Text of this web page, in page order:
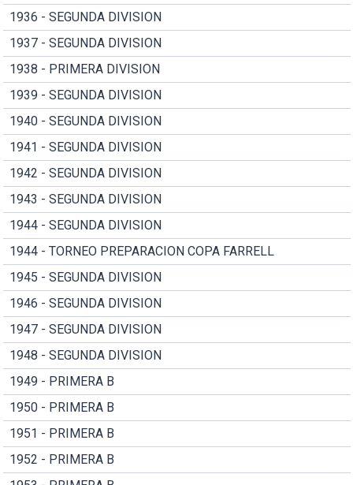
1936 - SEGUNDA DIVISION
1937 - SEGUNDA DIVISION
1938 - PRIMERA DIVISION
1939 - SEGUNDA DIVISION
1940 - SEGUNDA DIVISION
1941 - SEGUNDA DIVISION
1942 - SEGUNDA DIVISION
1943 - SEGUNDA DIVISION
1944 - SEGUNDA DIVISION
1944 - TORNEO PREPARACION COPA FARRELL
1945 - SEGUNDA DIVISION
1946 - SEGUNDA DIVISION
1947 - SEGUNDA DIVISION
1948 - SEGUNDA DIVISION
1949 - PRIMERA B
1950 - PRIMERA B
1951 - PRIMERA B
1952 - PRIMERA B